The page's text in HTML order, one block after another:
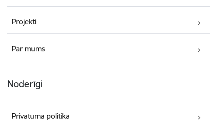
Projekti
Par mums
Noderīgi
Privātuma politika